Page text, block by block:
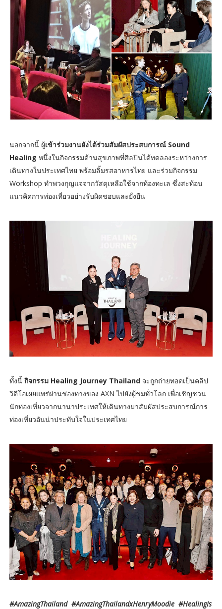
นอกจากนี้ ผู้เข้าร่วมงานยังได้ร่วมสัมผัสประสบการณ์ Sound
Healing หนึ่งในกิจกรรมด้านสุขภาพที่ศิลปินได้ทดลองระหว่างการ
เดินทางในประเทศไทย พร้อมลิ้มรสอาหารไทย และร่วมกิจกรรม
Workshop ทำพวงกุญแจจากวัสดุเหลือใช้จากท้องทะเล ซึ่งสะท้อน
แนวคิดการท่องเที่ยวอย่างรับผิดชอบและยั่งยืน
ทั้งนี้ กิจกรรม Healing Journey Thailand จะถูกถ่ายทอดเป็นคลิป
วิดีโอเผยแพร่ผ่านช่องทางของ AXN ไปยังผู้ชมทั่วโลก เพื่อเชิญชวน
นักท่องเที่ยวจากนานาประเทศให้เดินทางมาสัมผัสประสบการณ์การ
ท่องเที่ยวอันน่าประทับใจในประเทศไทย
#AmazingThailand #AmazingThailandxHenryMoodie #HealingIs